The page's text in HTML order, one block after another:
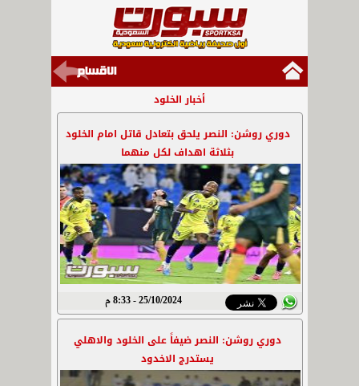
أخبار الخلود
دوري روشن: النصر يلحق بتعادل قاتل امام الخلود
بثلاثة اهداف لكل منهما
25/10/2024 - 8:33 م
دوري روشن: النصر ضيفاً على الخلود والاهلي
يستدرج الاخدود